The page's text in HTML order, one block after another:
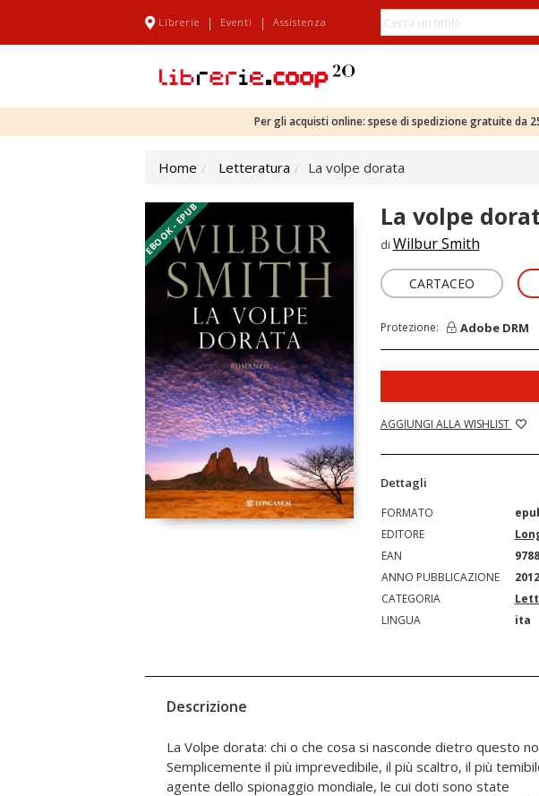
Librerie | Eventi | Assistenza
Per gli acquisti online: spese di spedizione gratuite da
Home Letteratura La volpe dorata
EBOOK - EPUB La volpe
di Wilbur Smith
CARTACEO
Protezione: Adobe DRM
AGGIUNGI ALLA WISHLIST
Dettagli
FORMATO
EDITORE
EAN
ANNO PUBBLICAZIONE
2012
CATEGORIA
LINGUA
ita
Descrizione
La Volpe dorata: chi o che cosa si nasconde dietro questo
Semplicemente il più imprevedibile, il più scaltro, il più
agente dello spionaggio mondiale, le cui doti sono state
di potere e gente di finanza. Troverà anche i
grande famiglia di cui Wilbur Smith ci ha raccontato le storie
vittime questa volta di una inaudita congiura. E, per prima,